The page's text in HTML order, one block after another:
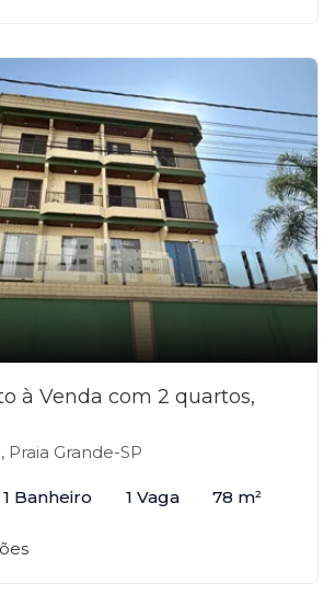
à Venda com 2 quartos,
Praia Grande-SP
1 Banheiro 1 Vaga 78 m²